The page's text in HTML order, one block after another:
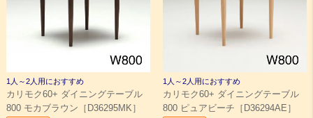
1人～2人用におすすめ
カリモク60+ ダイニングテーブル
800 モカブラウン［D36295MK］
1人～2人用におすすめ
カリモク60+ ダイニングテーブル
800 ピュアビーチ［D36294AE］